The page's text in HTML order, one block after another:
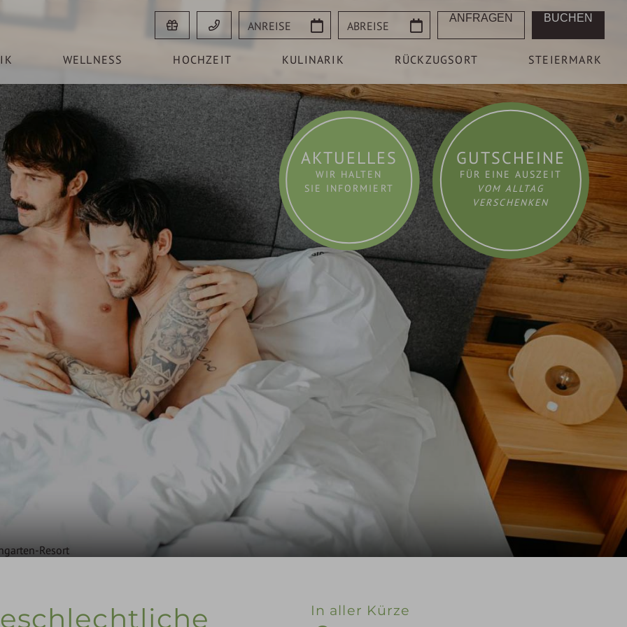
Anreise Abreise ANFRAGEN BUCHEN
WELLNESS HOCHZEIT KULINARIK RÜCKZUGSORT STEIERMARK
Resort
Steiermark
GUTSCHEINE
FÜR EINE AUSZEIT
VOM ALLTAG
VERSCHENKEN
AKTUELLES
WIR HALTEN
SIE INFORMIERT
In aller Kürze